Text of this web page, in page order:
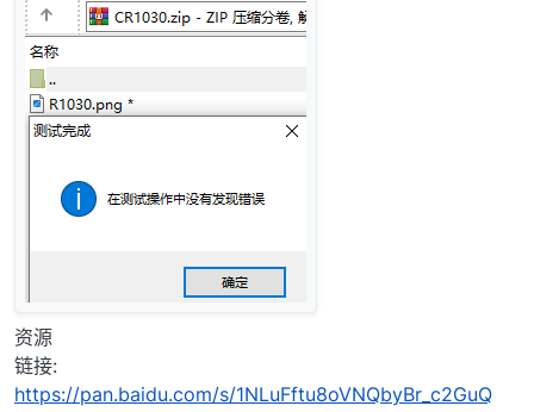
资源
链接:
https://pan.baidu.com/s/1NLuFftu8oVNQbyBr_c2GuQ